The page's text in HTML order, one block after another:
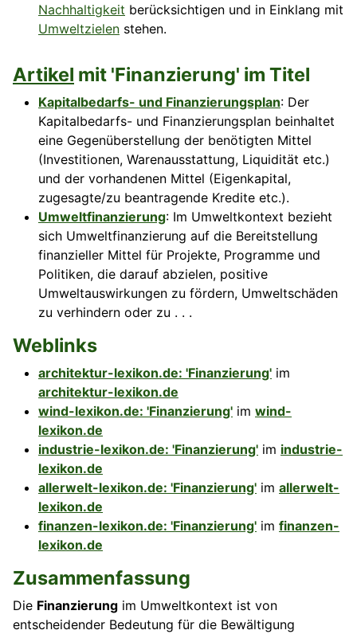
Nachhaltigkeit berücksichtigen und in Einklang mit
Umweltzielen stehen.
Artikel mit 'Finanzierung' im Titel
Kapitalbedarfs- und Finanzierungsplan: Der
Kapitalbedarfs- und Finanzierungsplan beinhaltet
eine Gegenüberstellung der benötigten Mittel
(Investitionen, Warenausstattung, Liquidität etc.)
und der vorhandenen Mittel (Eigenkapital,
zugesagte/zu beantragende Kredite etc.).
Umweltfinanzierung: Im Umweltkontext bezieht
sich Umweltfinanzierung auf die Bereitstellung
finanzieller Mittel für Projekte, Programme und
Politiken, die darauf abzielen, positive
Umweltauswirkungen zu fördern, Umweltschäden
zu verhindern oder zu . . .
Weblinks
architektur-lexikon.de: 'Finanzierung' im
architektur-lexikon.de
wind-lexikon.de: 'Finanzierung' im wind-
lexikon.de
industrie-lexikon.de: 'Finanzierung' im industrie-
lexikon.de
allerwelt-lexikon.de: 'Finanzierung' im allerwelt-
lexikon.de
finanzen-lexikon.de: 'Finanzierung' im finanzen-
lexikon.de
Zusammenfassung
Die Finanzierung im Umweltkontext ist von
entscheidender Bedeutung für die Bewältigung